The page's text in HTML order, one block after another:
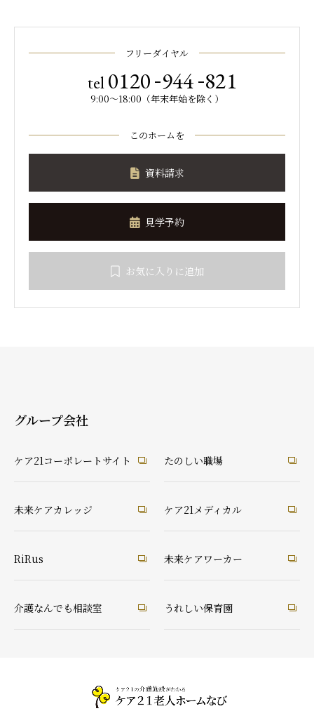
フリーダイヤル
tel0120-944-821
9:00～18:00（年末年始を除く）
このホームを
資料請求
見学予約
お気に入りに追加
グループ会社
ケア21コーポレートサイト たのしい職場
未来ケアカレッジ ケア21メディカル
RiRus 未来ケアワーカー
介護なんでも相談室 うれしい保育園